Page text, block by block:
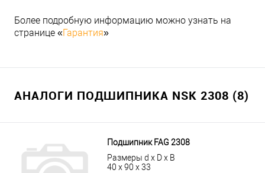
Более подробную информацию можно узнать на
странице «Гарантия»
АНАЛОГИ ПОДШИПНИКА NSK 2308 (8)
Подшипник FAG 2308
Размеры d x D x B
40 x 90 x 33